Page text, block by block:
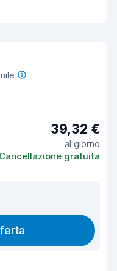
39,32 €
al giorno
Cancellazione gratuita